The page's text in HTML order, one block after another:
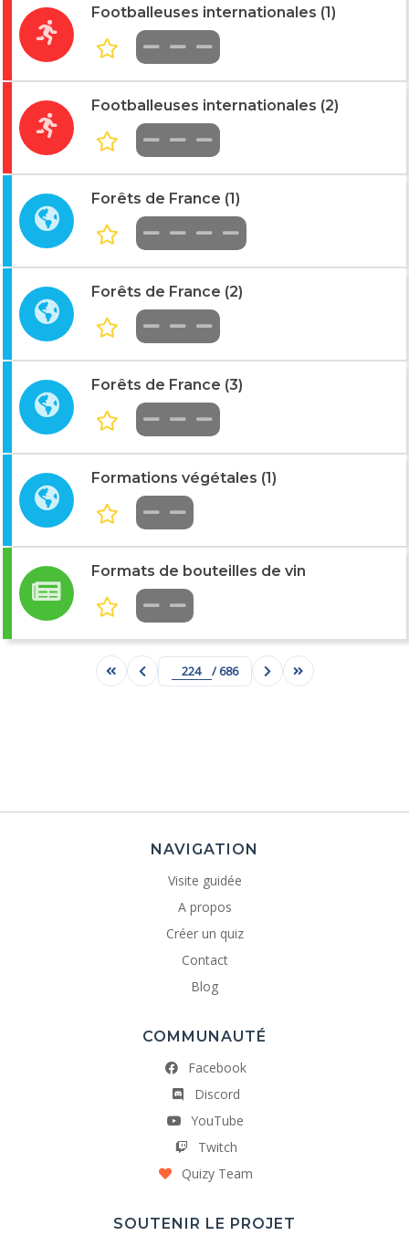
Footballeuses internationales (1)
Footballeuses internationales (2)
Forêts de France (1)
Forêts de France (2)
Forêts de France (3)
Formations végétales (1)
Formats de bouteilles de vin
/ 686
NAVIGATION
Visite guidée
A propos
Créer un quiz
Contact
Blog
COMMUNAUTÉ
Facebook
Discord
YouTube
Twitch
Quizy Team
SOUTENIR LE PROJET